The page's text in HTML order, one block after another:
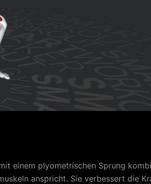
einem plyometrischen Sprung
anspricht. Sie verbessert die